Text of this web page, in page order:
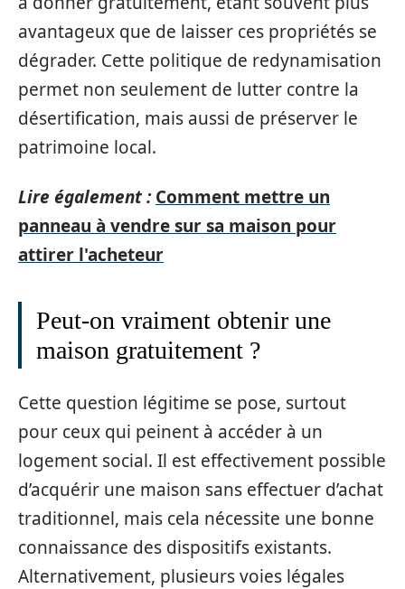
avantageux que de laisser ces propriétés se
dégrader. Cette politique de redynamisation
permet non seulement de lutter contre la
désertification, mais aussi de préserver le
patrimoine local.
Lire également : Comment mettre un
panneau à vendre sur sa maison pour
attirer l'acheteur
Peut-on vraiment obtenir une
maison gratuitement ?
Cette question légitime se pose, surtout
pour ceux qui peinent à accéder à un
logement social. Il est effectivement possible
d’acquérir une maison sans effectuer d’achat
traditionnel, mais cela nécessite une bonne
connaissance des dispositifs existants.
Alternativement, plusieurs voies légales